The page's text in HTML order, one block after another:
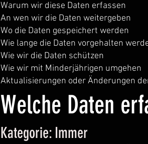
Warum wir diese Daten erfassen
An wen wir die Daten weitergeben
Wo die Daten gespeichert werden
Wie lange die Daten vorgehalten
Wie wir die Daten schützen
Wie wir mit Minderjährigen umgehen
Aktualisierungen oder Änderungen
Welche Daten
Kategorie: Immer